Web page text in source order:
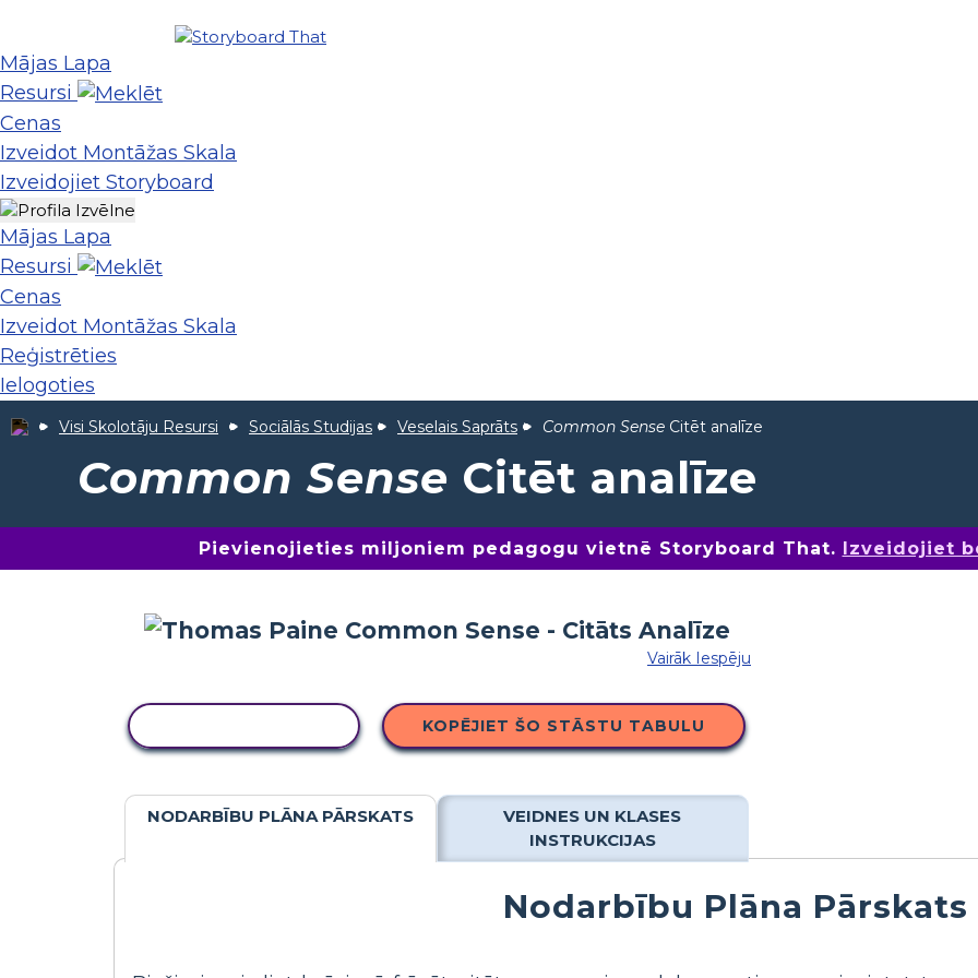
Mājas Lapa
Resursi
Cenas
Izveidot Montāžas Skala
Izveidojiet Storyboard
Mājas Lapa
Resursi
Cenas
Izveidot Montāžas Skala
Reģistrēties
Ielogoties
Visi Skolotāju Resursi Sociālās Studijas Veselais Saprāts Common Sense Citēt analīze
Common Sense Citēt analīze
Pievienojieties miljoniem pedagogu vietnē Storyboard That. Izveidojiet
Vairāk Iespēju
KOPĒJIET ŠO STĀSTU TABULU
NODARBĪBU PLĀNA PĀRSKATS
VEIDNES UN KLASES
INSTRUKCIJAS
Nodarbību Plāna Pārskats